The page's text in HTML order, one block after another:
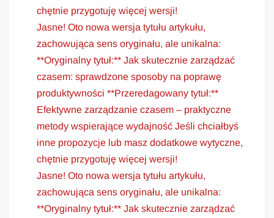
chętnie przygotuję więcej wersji!
Jasne! Oto nowa wersja tytułu artykułu,
zachowująca sens oryginału, ale unikalna:
**Oryginalny tytuł:** Jak skutecznie zarządzać
czasem: sprawdzone sposoby na poprawę
produktywności **Przeredagowany tytuł:**
Efektywne zarządzanie czasem – praktyczne
metody wspierające wydajność Jeśli chciałbyś
inne propozycje lub masz dodatkowe wytyczne,
chętnie przygotuję więcej wersji!
Jasne! Oto nowa wersja tytułu artykułu,
zachowująca sens oryginału, ale unikalna:
**Oryginalny tytuł:** Jak skutecznie zarządzać